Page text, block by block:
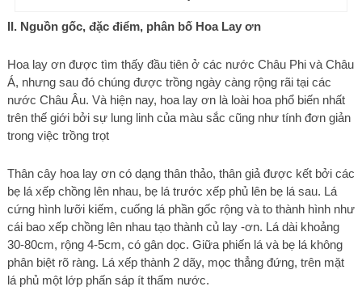
II. Nguồn gốc, đặc điểm, phân bố Hoa Lay ơn
Hoa lay ơn được tìm thấy đầu tiên ở các nước Châu Phi và Châu
Á, nhưng sau đó chúng được trồng ngày càng rộng rãi tại các
nước Châu Âu. Và hiện nay, hoa lay ơn là loài hoa phổ biến nhất
trên thế giới bởi sự lung linh của màu sắc cũng như tính đơn giản
trong việc trồng trọt
Thân cây hoa lay ơn có dạng thân thảo, thân giả được kết bởi các
bẹ lá xếp chồng lên nhau, bẹ lá trước xếp phủ lên bẹ lá sau. Lá
cứng hình lưỡi kiếm, cuống lá phần gốc rộng và to thành hình như
cái bao xếp chồng lên nhau tạo thành củ lay -ơn. Lá dài khoảng
30-80cm, rộng 4-5cm, có gân dọc. Giữa phiến lá và bẹ lá không
phân biệt rõ ràng. Lá xếp thành 2 dãy, mọc thẳng đứng, trên mặt
lá phủ một lớp phấn sáp ít thấm nước.